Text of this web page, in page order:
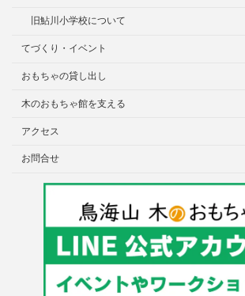
旧鮎川小学校について
てづくり・イベント
おもちゃの貸し出し
木のおもちゃ館を支える
アクセス
お問合せ